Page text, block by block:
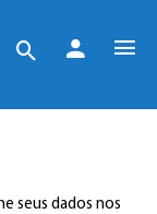
seus dados nos